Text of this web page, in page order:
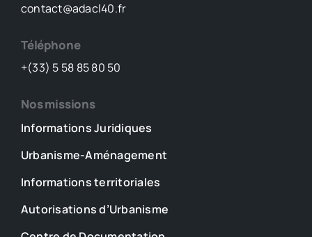
contact@adacl40.fr
Téléphone
+(33) 5 58 85 80 50
Nos missions
Informations Juridiques
Urbanisme-Aménagement
Informations territoriales
Autorisations d’Urbanisme